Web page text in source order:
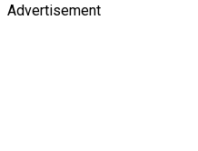
Advertisement